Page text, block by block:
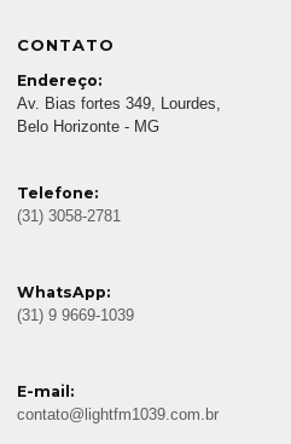
CONTATO
Endereço:
Av. Bias fortes 349, Lourdes,
Belo Horizonte - MG
Telefone:
(31) 3058-2781
WhatsApp:
(31) 9 9669-1039
E-mail:
contato@lightfm1039.com.br